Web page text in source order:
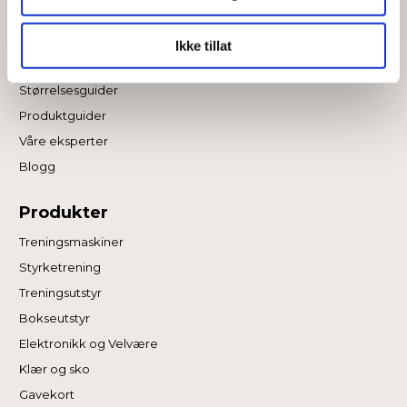
annonsering og analysearbeid, som kan kombinere den
med annen informasjon du har gjort tilgjengelig for dem,
eller som de har samlet inn gjennom din bruk av
tjenestene deres.
Ikke tillat
Informasjon
Ofte stilte Spørsmål
Størrelsesguider
Produktguider
Våre eksperter
Blogg
Produkter
Treningsmaskiner
Styrketrening
Treningsutstyr
Bokseutstyr
Elektronikk og Velvære
Klær og sko
Gavekort